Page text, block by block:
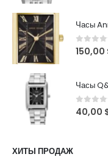
Часы
0out
150,00
Часы
0 out
40,00
ХИТЫ ПРОДАЖ